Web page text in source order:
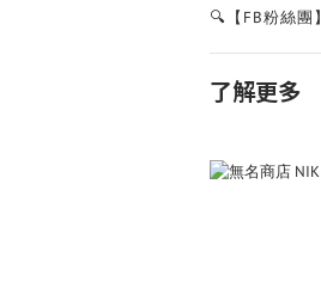
🔍【FB粉絲團
了解更多